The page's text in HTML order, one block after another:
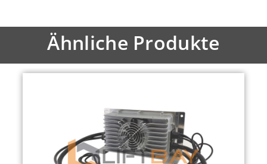
Ähnliche Produkte